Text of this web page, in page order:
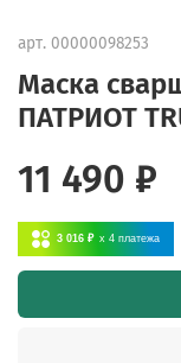
арт. 00000098253
Маска
ПАТРИОТ
11 490 ₽
3 016 ₽ x 4 платежа